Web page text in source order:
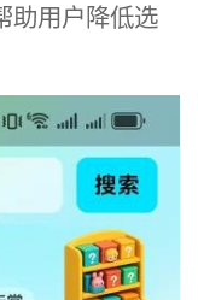
助用户降低选